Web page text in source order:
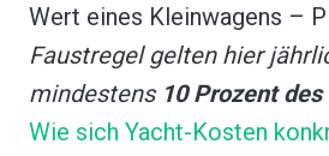
Wert eines Kleinwagens –
Faustregel gelten hier
mindestens 10 Prozent
Wie sich Yacht-Kosten